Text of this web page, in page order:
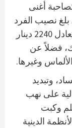
أغنى
بلغ نصيب الفرد
من الناتج عام 1950 حوالي 7400 دولار (يُعادل 2240 دينار
فضلاً عن
وغيرها.
وتبديد
على نهب
وكبت
الدينية